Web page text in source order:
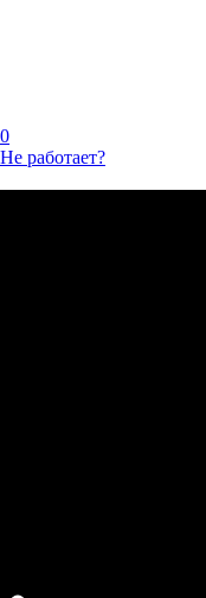
0
Не работает?